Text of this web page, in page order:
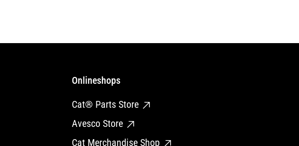
Onlineshops
Cat® Parts Store
Avesco Store
Cat Merchandise Shop